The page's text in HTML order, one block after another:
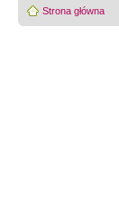
Strona główna